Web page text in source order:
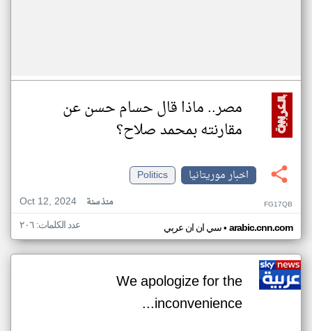
مصر.. ماذا قال حسام حسن عن
مقارنته بمحمد صلاح؟
اخبار موريتانيا
Politics
Oct 12, 2024
منذ سنة FG17QB
سي ان ان عربي• arabic.cnn.com عدد الكلمات: ٢٠٦
We apologize for the
inconvenience...